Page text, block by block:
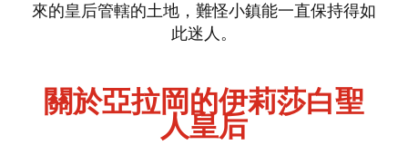
來的皇后管轄的土地，難怪小鎮能一直保持得如
此迷人。
關於亞拉岡的伊莉莎白聖
人皇后